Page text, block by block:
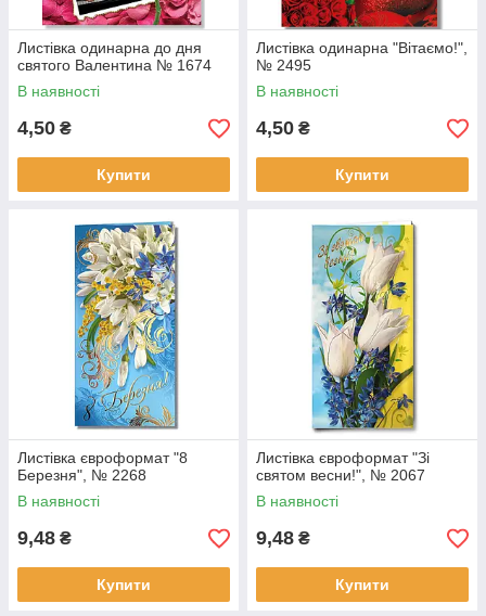
Листівка одинарна до дня
святого Валентина № 1674
В наявності
4,50 ₴
Купити
Листівка одинарна "Вітаємо!",
№ 2495
В наявності
4,50 ₴
Купити
Листівка євроформат "8
Березня", № 2268
В наявності
9,48 ₴
Купити
Листівка євроформат "Зі
святом весни!", № 2067
В наявності
9,48 ₴
Купити